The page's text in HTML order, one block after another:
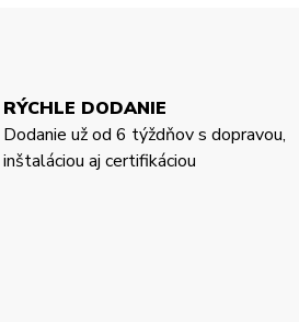
RÝCHLE DODANIE
Dodanie už od 6 týždňov s dopravou,
inštaláciou aj certifikáciou